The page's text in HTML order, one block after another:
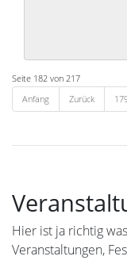
Seite 182 von 217
Anfang
Zurück
Hier ist ja richtig
Veranstaltungen,